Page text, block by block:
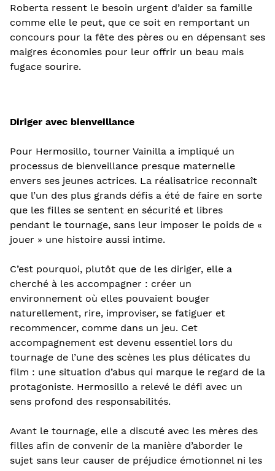
Roberta ressent le besoin urgent d’aider sa famille
comme elle le peut, que ce soit en remportant un
concours pour la fête des pères ou en dépensant ses
maigres économies pour leur offrir un beau mais
fugace sourire.
Diriger avec bienveillance
Pour Hermosillo, tourner Vainilla a impliqué un
processus de bienveillance presque maternelle
envers ses jeunes actrices. La réalisatrice reconnaît
que l’un des plus grands défis a été de faire en sorte
que les filles se sentent en sécurité et libres
pendant le tournage, sans leur imposer le poids de «
jouer » une histoire aussi intime.
C’est pourquoi, plutôt que de les diriger, elle a
cherché à les accompagner : créer un
environnement où elles pouvaient bouger
naturellement, rire, improviser, se fatiguer et
recommencer, comme dans un jeu. Cet
accompagnement est devenu essentiel lors du
tournage de l’une des scènes les plus délicates du
film : une situation d’abus qui marque le regard de la
protagoniste. Hermosillo a relevé le défi avec un
sens profond des responsabilités.
Avant le tournage, elle a discuté avec les mères des
filles afin de convenir de la manière d’aborder le
sujet sans leur causer de préjudice émotionnel ni les